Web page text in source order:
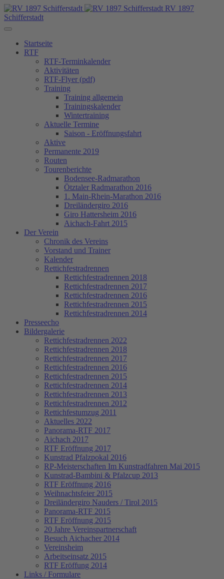
RV 1897
Schifferstadt
Startseite
RTF
RTF-Terminkalender
Aktivitäten
RTF-Flyer (pdf)
Training
Training allgemein
Trainingskalender
Wintertraining
Aktuelle Termine
Saison - Eröffnungsfahrt
Aktive
Permanente 2019
Routen
Tourenberichte
Bodensee-Radmarathon
Ötztaler Radmarathon 2016
1. Main-Rhein-Marathon 2016
Dreiländergiro 2016
Giro Hattersheim 2016
Aichach-Fahrt 2015
Der Verein
Chronik des Vereins
Vorstand und Trainer
Kalender
Rettichfestradrennen
Rettichfestradrennen 2018
Rettichfestradrennen 2017
Rettichfestradrennen 2016
Rettichfestradrennen 2015
Rettichfestradrennen 2014
Presseecho
Bildergalerie
Rettichfestradrennen 2022
Rettichfestradrennen 2018
Rettichfestradrennen 2017
Rettichfestradrennen 2016
Rettichfestradrennen 2015
Rettichfestradrennen 2014
Rettichfestradrennen 2013
Rettichfestradrennen 2012
Rettichfestumzug 2011
Aktuelles 2022
Panorama-RTF 2017
Aichach 2017
RTF Eröffnung 2017
Kunstrad Pfalzpokal 2016
RP-Meisterschaften Im Kunstradfahren Mai 2015
Kunstrad-Bambini & Pfalzcup 2013
RTF Eröffnung 2016
Weihnachtsfeier 2015
Dreiländergiro Nauders / Tirol 2015
Panorama-RTF 2015
RTF Eröffnung 2015
20 Jahre Vereinspartnerschaft
Besuch Aichacher 2014
Vereinsheim
Arbeitseinsatz 2015
RTF Eröffung 2014
Links / Formulare